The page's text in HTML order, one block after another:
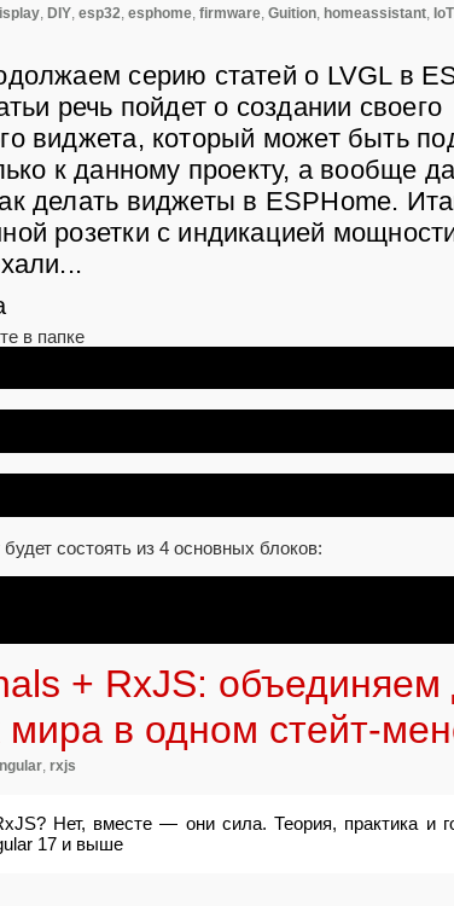
, DIY, esp32, esphome, firmware, Guition, homeassistant, IoT
серию статей о LVGL в
речь пойдет о создании своего
виджета, который может быть
к данному проекту, а вообще
делать виджеты в ESPHome.
розетки с индикацией
в папке
состоять из 4 основных блоков:
+ RxJS: объединяем
мира в одном стейт-
, rxjs
Нет, вместе — они сила. Теория, практика и
17 и выше